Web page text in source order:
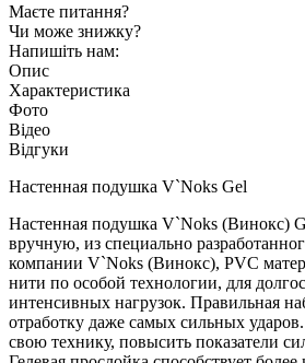
Маєте питання?
Чи може знижку?
Напишіть нам:
Опис
Характеристика
Фото
Відео
Відгуки
Настенная подушка V`Noks Gel
Настенная подушка V`Noks (Винокс)
вручную, из специально
компании V`Noks (Винокс), PVC
нити по особой технологии, для
интенсивных нагрузок. Правильная
отработку даже самых сильных
свою технику, повысить показатели